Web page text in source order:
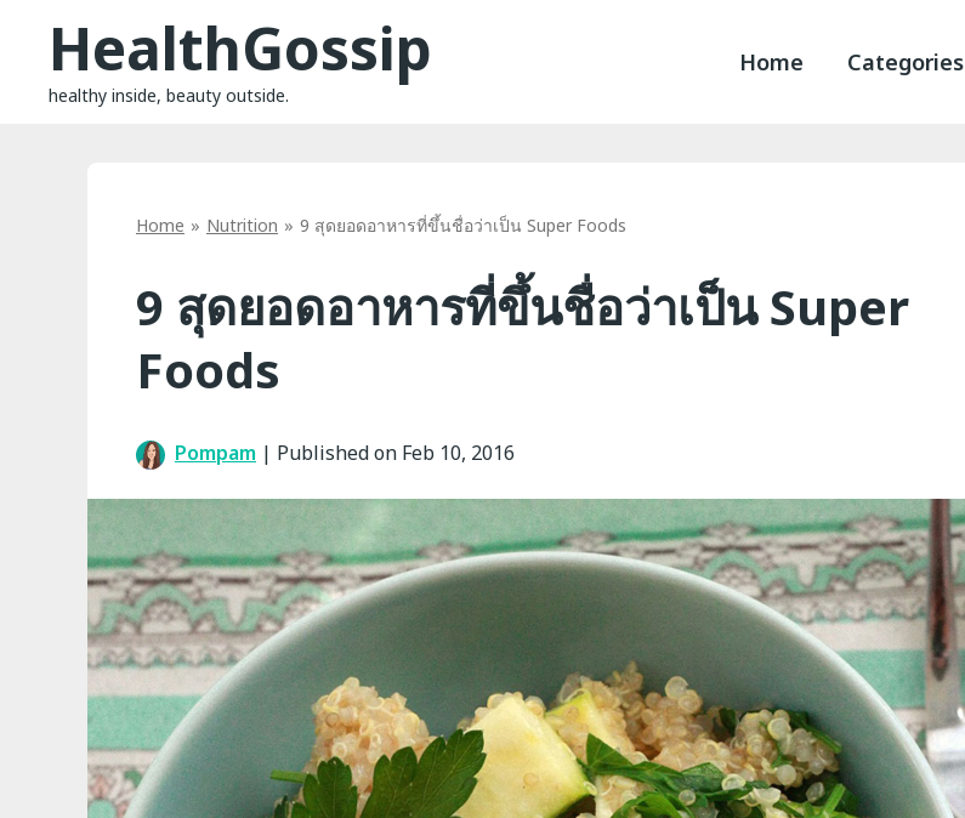
contentHealthGossip
healthy inside, beauty outside.
Home Categories
Home Nutrition 9 สุดยอดอาหารที่ขึ้นชื่อว่าเป็น Super Foods
9 สุดยอดอาหารที่ขึ้นชื่อว่าเป็น Super
Foods
Pompam | Published on Feb 10, 2016